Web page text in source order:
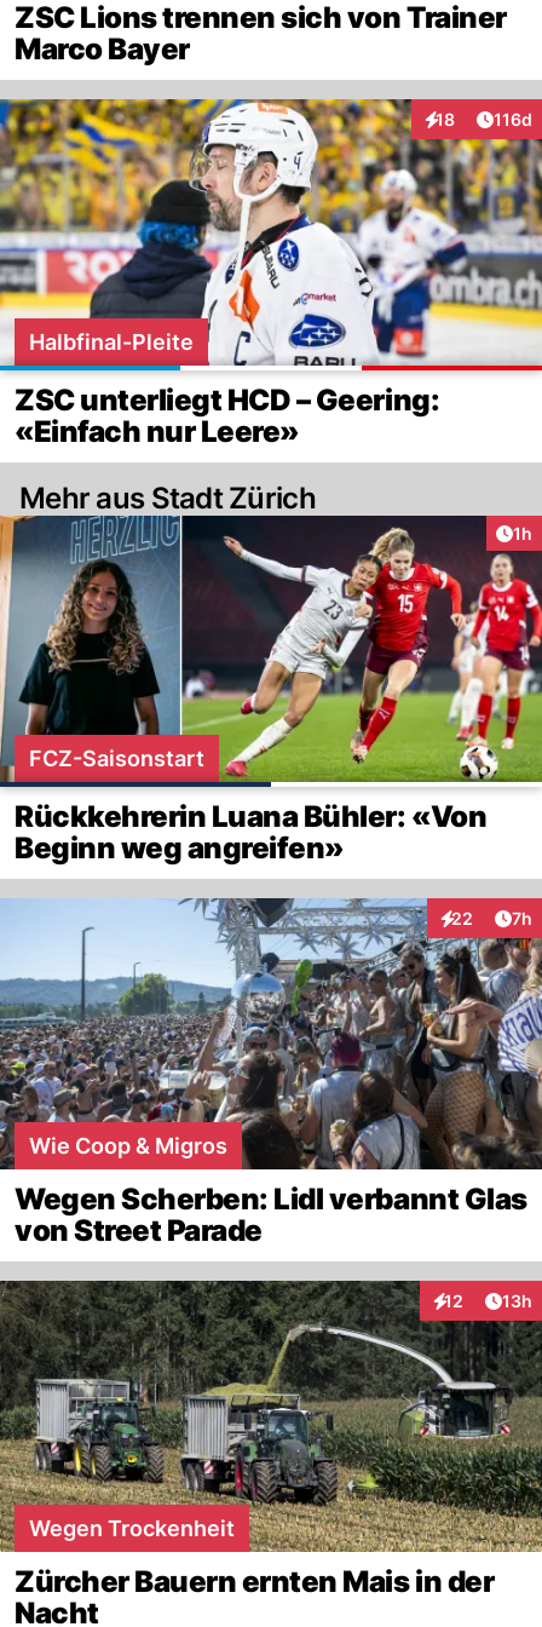
ZSC Lions trennen sich von Trainer
Marco Bayer
18
Interaktionen
116d
Halbfinal-Pleite
ZSC unterliegt HCD – Geering:
«Einfach nur Leere»
Mehr aus Stadt Zürich
1h
FCZ-Saisonstart
Rückkehrerin Luana Bühler: «Von
Beginn weg angreifen»
22
Interaktionen
7h
Wie Coop & Migros
Wegen Scherben: Lidl verbannt Glas
von Street Parade
12
Interaktionen
13h
Wegen Trockenheit
Zürcher Bauern ernten Mais in der
Nacht